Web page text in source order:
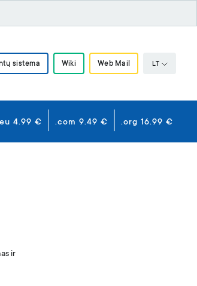
sistema Wiki Web Mail LT
4.99 € .com 9.49 € .org 16.99 €
ir